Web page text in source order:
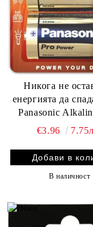
Никога не
енергията да
Panasonic
Power LR20 D
€3.96
В наличност